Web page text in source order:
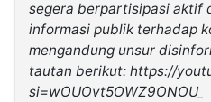
segera berpartisipasi aktif
informasi publik terhadap
mengandung unsur
tautan berikut: https://
si=wOUOvt5OWZ9ONOU_